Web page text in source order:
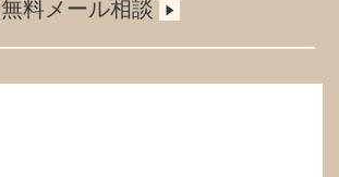
無料メール相談